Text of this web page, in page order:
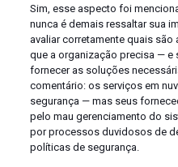
Sim, esse aspecto foi
nunca é demais ressaltar sua
avaliar corretamente quais
que a organização precisa —
fornecer as soluções
comentário: os serviços em
segurança — mas seus
pelo mau gerenciamento do
por processos duvidosos de
políticas de segurança.